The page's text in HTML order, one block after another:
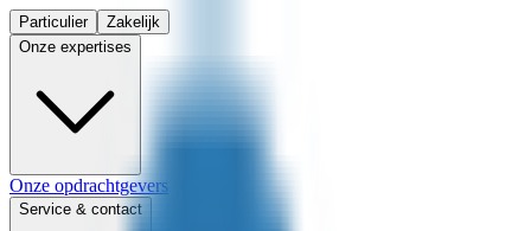
Particulier
Zakelijk
Onze expertises
Onze opdrachtgevers
Service & contact